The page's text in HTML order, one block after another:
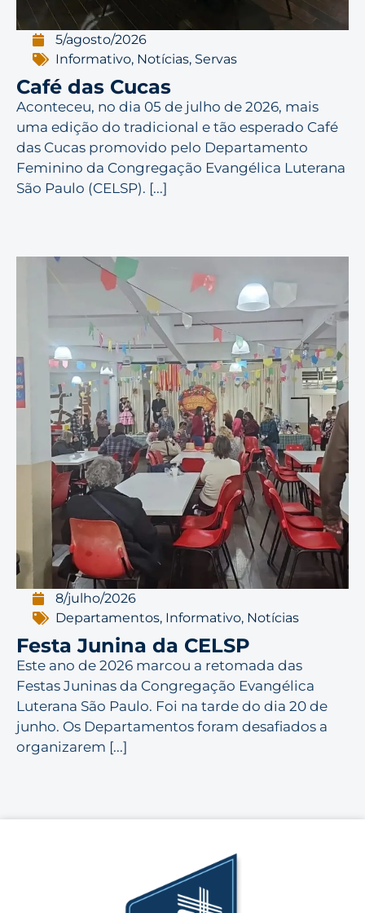
5/agosto/2026
Informativo, Notícias, Servas
Café das Cucas
Aconteceu, no dia 05 de julho de 2026, mais
uma edição do tradicional e tão esperado Café
das Cucas promovido pelo Departamento
Feminino da Congregação Evangélica Luterana
São Paulo (CELSP). [...]
8/julho/2026
Departamentos, Informativo, Notícias
Festa Junina da CELSP
Este ano de 2026 marcou a retomada das
Festas Juninas da Congregação Evangélica
Luterana São Paulo. Foi na tarde do dia 20 de
junho. Os Departamentos foram desafiados a
organizarem [...]